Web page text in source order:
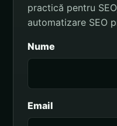
practică pentru
automatizare SEO
Nume
Email